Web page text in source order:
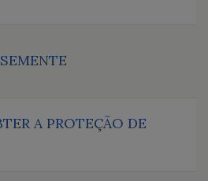
A PROTEÇÃO DE